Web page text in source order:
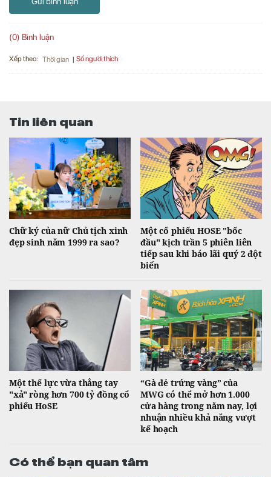
(0) Bình luận
Xếp theo: Thời gian Số người thích
Tin liên quan
Chữ ký của nữ Chủ tịch xinh
đẹp sinh năm 1999 ra sao?
Một cổ phiếu HOSE "bốc
đầu" kịch trần 5 phiên liên
tiếp sau khi báo lãi quý 2 đột
biến
Một thế lực vừa thẳng tay
"xả" ròng hơn 700 tỷ đồng cổ
phiếu HoSE
“Gà đẻ trứng vàng” của
MWG có thể mở hơn 1.000
cửa hàng trong năm nay, lợi
nhuận nhiều khả năng vượt
kế hoạch
Có thể bạn quan tâm